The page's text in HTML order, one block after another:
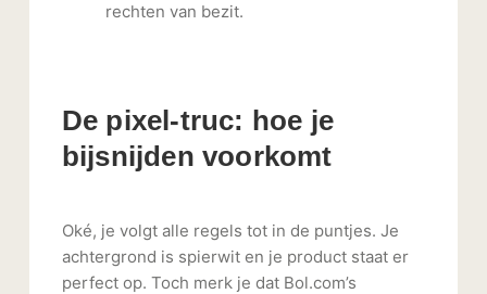
rechten van bezit.
De pixel-truc: hoe je
bijsnijden voorkomt
Oké, je volgt alle regels tot in de puntjes. Je
achtergrond is spierwit en je product staat er
perfect op. Toch merk je dat Bol.com’s